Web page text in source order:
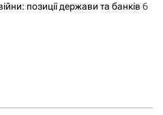
позиції держави та банків 6